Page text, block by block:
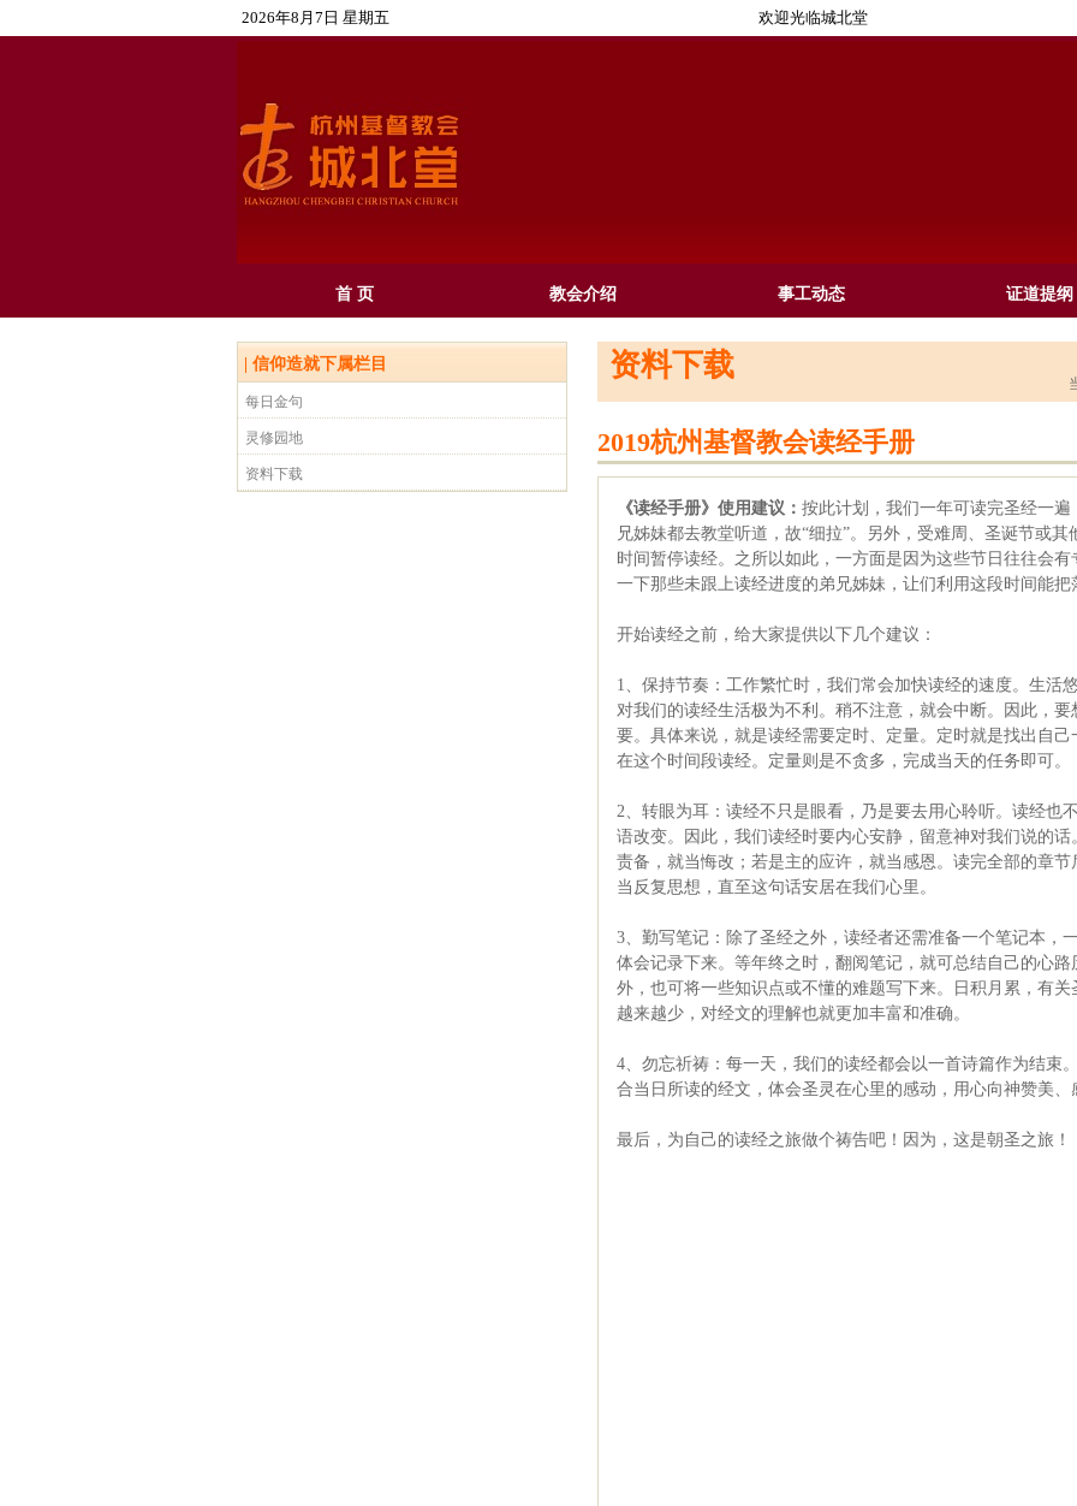
2026年8月7日 星期五 欢迎光临城北堂
首 页 教会介绍 事工动态 证道提纲
信仰造就下属栏目
每日金句
灵修园地
资料下载
资料下载
2019杭州基督教会读经手册
《读经手册》使用建议： 按此计划，我们一年可读完圣经一
兄姊妹都去教堂听道，故“细拉”。另外，受难周、圣诞节或
时间暂停读经。之所以如此，一方面是因为这些节日往往会
一下那些未跟上读经进度的弟兄姊妹，让们利用这段时间能把
开始读经之前，给大家提供以下几个建议：
1、保持节奏：工作繁忙时，我们常会加快读经的速度。生活
对我们的读经生活极为不利。稍不注意，就会中断。因此，
要。具体来说，就是读经需要定时、定量。定时就是找出自
在这个时间段读经。定量则是不贪多，完成当天的任务即可。
2、转眼为耳：读经不只是眼看，乃是要去用心聆听。读经也
语改变。因此，我们读经时要内心安静，留意神对我们说的
责备，就当悔改；若是主的应许，就当感恩。读完全部的章
当反复思想，直至这句话安居在我们心里。
3、勤写笔记：除了圣经之外，读经者还需准备一个笔记本，
体会记录下来。等年终之时，翻阅笔记，就可总结自己的心
外，也可将一些知识点或不懂的难题写下来。日积月累，有
越来越少，对经文的理解也就更加丰富和准确。
4、勿忘祈祷：每一天，我们的读经都会以一首诗篇作为结束
合当日所读的经文，体会圣灵在心里的感动，用心向神赞美、
最后，为自己的读经之旅做个祷告吧！因为，这是朝圣之旅！